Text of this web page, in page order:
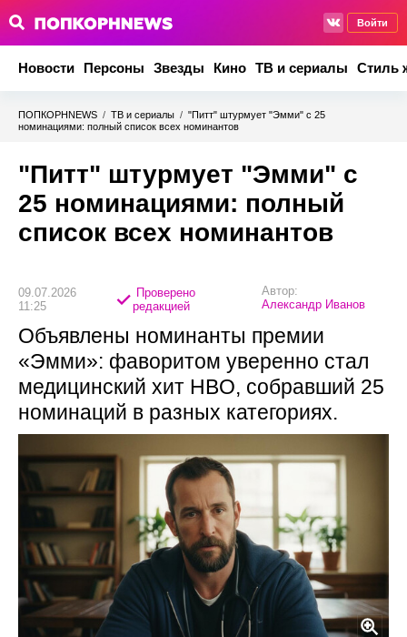
Войти
Новости Персоны Звезды Кино ТВ и сериалы Стиль
ПОПКОРНNEWS / ТВ и сериалы / "Питт" штурмует "Эмми" с 25
номинациями: полный список всех номинантов
"Питт" штурмует "Эмми" с
25 номинациями: полный
список всех номинантов
09.07.2026
11:25
Проверено
редакцией
Автор:
Александр Иванов
Объявлены номинанты премии
«Эмми»: фаворитом уверенно стал
медицинский хит HBO, собравший 25
номинаций в разных категориях.